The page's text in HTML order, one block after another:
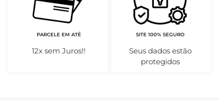
PARCELE EM ATÉ
12x sem Juros!!
SITE 100% SEGURO
Seus dados estão
protegidos